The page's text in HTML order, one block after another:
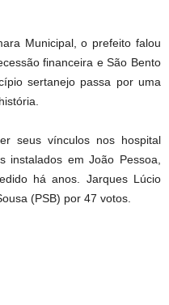
Municipal, o prefeito falou
financeira e São Bento
sertanejo passa por uma
seus vínculos nos hospital
instalados em João Pessoa,
há anos. Jarques Lúcio
(PSB) por 47 votos.